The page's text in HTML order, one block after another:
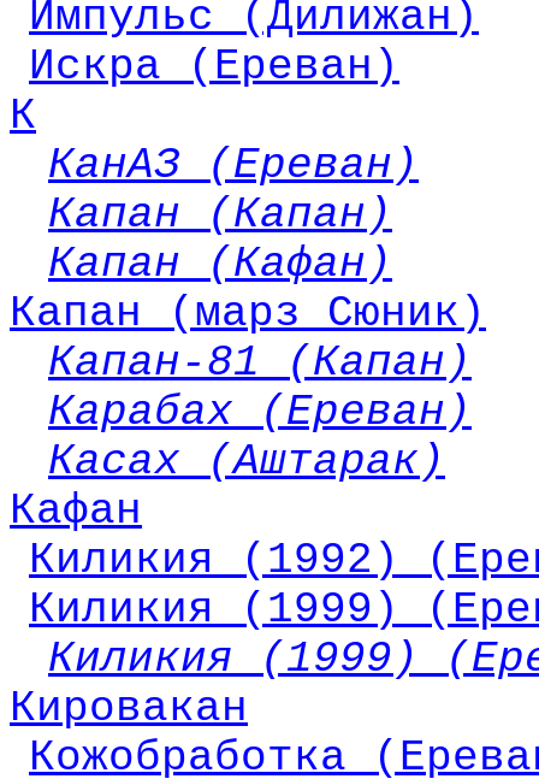
Импульс (Дилижан)
Искра (Ереван)
К
КанАЗ (Ереван)
Капан (Капан)
Капан (Кафан)
Капан (марз Сюник)
Капан-81 (Капан)
Карабах (Ереван)
Касах (Аштарак)
Кафан
Киликия (1992)
Киликия (1999)
Киликия (1999)
Кировакан
Кожобработка